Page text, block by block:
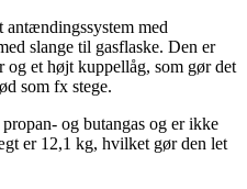
med
slange til gasflaske. Den er
og et højt kuppellåg, som gør det
som fx stege.
og butangas og er ikke
er 12,1 kg, hvilket gør den let